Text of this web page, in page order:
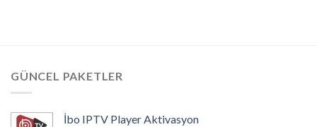
GÜNCEL PAKETLER
İbo IPTV Player Aktivasyon